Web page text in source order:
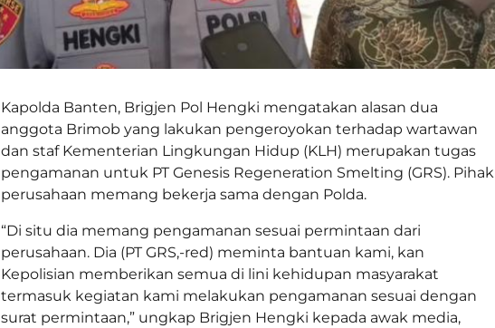
Kapolda Banten, Brigjen Pol Hengki mengatakan alasan dua
anggota Brimob yang lakukan pengeroyokan terhadap wartawan
dan staf Kementerian Lingkungan Hidup (KLH) merupakan tugas
pengamanan untuk PT Genesis Regeneration Smelting (GRS). Pihak
perusahaan memang bekerja sama dengan Polda.
“Di situ dia memang pengamanan sesuai permintaan dari
perusahaan. Dia (PT GRS,-red) meminta bantuan kami, kan
Kepolisian memberikan semua di lini kehidupan masyarakat
termasuk kegiatan kami melakukan pengamanan sesuai dengan
surat permintaan,” ungkap Brigjen Hengki kepada awak media,